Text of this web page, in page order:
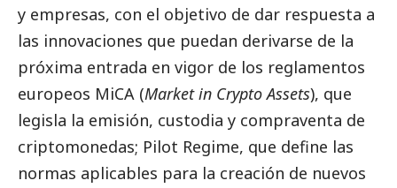
y empresas, con el objetivo de dar respuesta a
las innovaciones que puedan derivarse de la
próxima entrada en vigor de los reglamentos
europeos MiCA (Market in Crypto Assets), que
legisla la emisión, custodia y compraventa de
criptomonedas; Pilot Regime, que define las
normas aplicables para la creación de nuevos